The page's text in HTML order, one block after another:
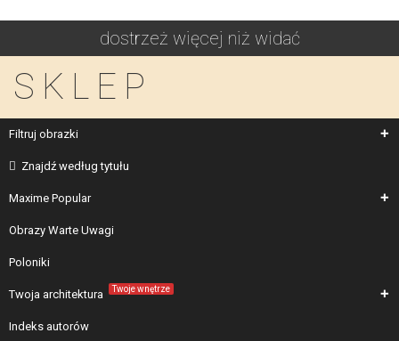
dostrzeż więcej niż widać
SKLEP
Filtruj obrazki
Znajdź według tytułu
Maxime Popular
Obrazy Warte Uwagi
Poloniki
Twoja architektura Twoje wnętrze
Indeks autorów